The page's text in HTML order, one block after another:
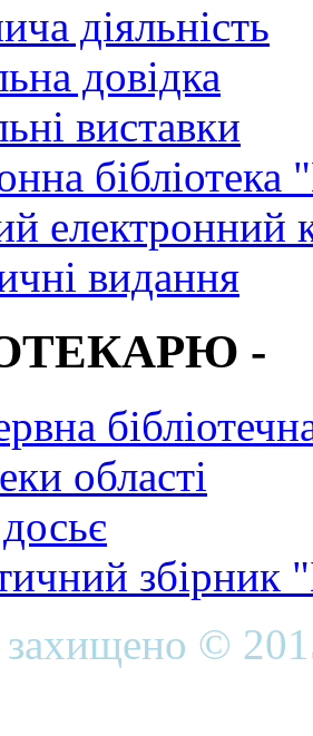
діяльність
довідка
виставки
електронний
видання
-
області
захищено ©